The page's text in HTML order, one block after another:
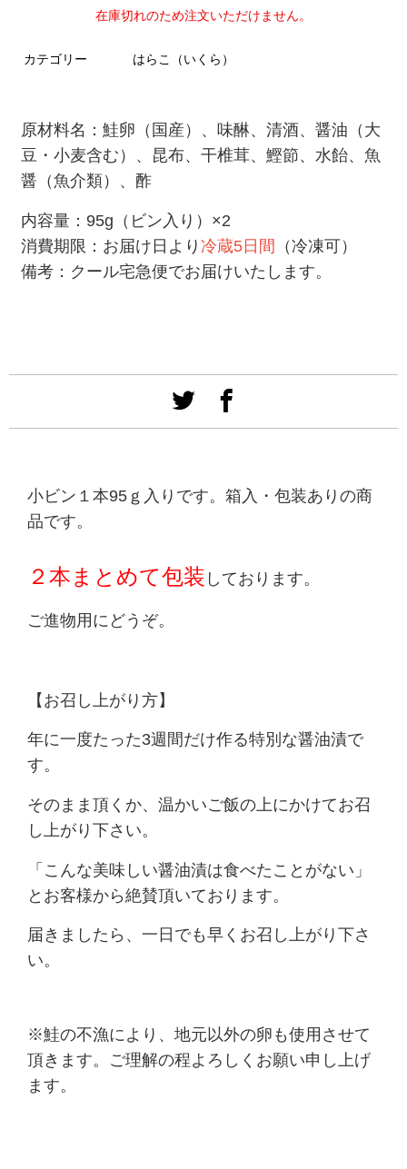
在庫切れのため注文いただけません。
カテゴリー はらこ（いくら）
原材料名：鮭卵（国産）、味醂、清酒、醤油（大
豆・小麦含む）、昆布、干椎茸、鰹節、水飴、魚
醤（魚介類）、酢
内容量：95g（ビン入り）×2
消費期限：お届け日より 冷蔵5日間 （冷凍可）
備考：クール宅急便でお届けいたします。
小ビン１本95ｇ入りです。箱入・包装ありの商
品です。
２本まとめて包装 しております。
ご進物用にどうぞ。
【お召し上がり方】
年に一度たった3週間だけ作る特別な醤油漬で
す。
そのまま頂くか、温かいご飯の上にかけてお召
し上がり下さい。
「こんな美味しい醤油漬は食べたことがない」
とお客様から絶賛頂いております。
届きましたら、一日でも早くお召し上がり下さ
い。
※鮭の不漁により、地元以外の卵も使用させて
頂きます。ご理解の程よろしくお願い申し上げ
ます。